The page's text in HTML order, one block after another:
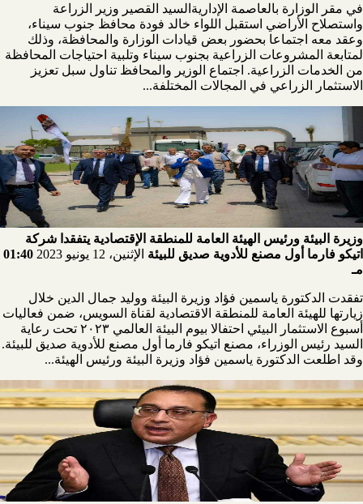
في مقر الوزارة بالعاصمة الإداريةالسيد القصير وزير الزراعة
واستصلاح الأراضي استقبل اللواء خالد فودة محافظ جنوب سيناء،
وعقد معه اجتماعا بحضور بعض قيادات الوزارة والمحافظة، وذلك
لمتابعة المشروعات الزراعية بجنوب سيناء وتلبية احتياجات المحافظة
من الخدمات الزراعية. اجتماع الوزير والمحافظ تناول سبل تعزيز
الاستثمار الزراعي في المجالات المختلفة...
وزيرة البيئة ورئيس الهيئة العامة للمنطقة الإقتصادية يتفقدا شركة
اتيكو فارما أول مصنع للأدوية صديق للبيئة الإثنين، 12 يونيو 2023
01:40
مـ
تفقدت الدكتورة ياسمين فؤاد وزيرة البيئة ووليد جمال الدين خلال
زيارتها للهيئة العامة للمنطقة الاقتصادية لقناة السويس، ضمن فعاليات
أسبوع الاستثمار البيئي احتفالا بيوم البيئة العالمي ٢٠٢٣ تحت رعاية
السيد رئيس الوزراء، مصنع اتيكو فارما أول مصنع للأدوية صديق للبيئة.
وقد اطلعت الدكتورة ياسمين فؤاد وزيرة البيئة ورئيس الهيئة...